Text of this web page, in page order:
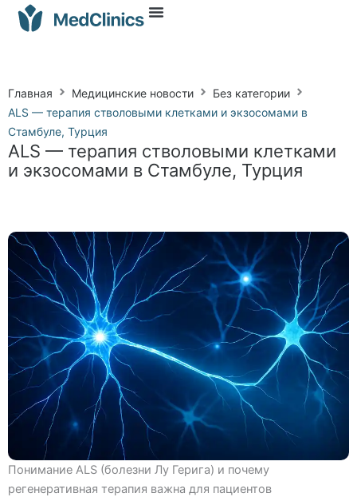
ALS — терапия стволовыми клетками
и экзосомами в Стамбуле, Турция
Главная Медицинские новости
Без категории
ALS — терапия стволовыми клетками и экзосомами в
Стамбуле, Турция
Понимание АLS (болезни Лу Герига) и почему
регенеративная терапия важна для пациентов